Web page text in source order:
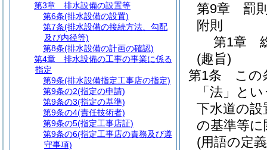
第9章
罰
附則
第1章
(趣旨)
第1条
この
「法」と
下水道の設
の基準等
(用語の定
第3章
排水設備の設置等
第6条(排水設備の設置)
第7条(排水設備の接続方法、勾配
及び内径等)
第8条(排水設備の計画の確認)
第4章
排水設備の工事の事業に係る
指定
第9条(排水設備指定工事店の指定)
第9条の2(指定の申請)
第9条の3(指定の基準)
第9条の4(責任技術者)
第9条の5(指定工事店証)
第9条の6(指定工事店の責務及び遵
守事項)